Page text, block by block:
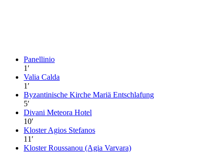
Panellinio
1′
Valia Calda
1′
Byzantinische Kirche Mariä Entschlafung
5′
Divani Meteora Hotel
10′
Kloster Agios Stefanos
11′
Kloster Roussanou (Agia Varvara)